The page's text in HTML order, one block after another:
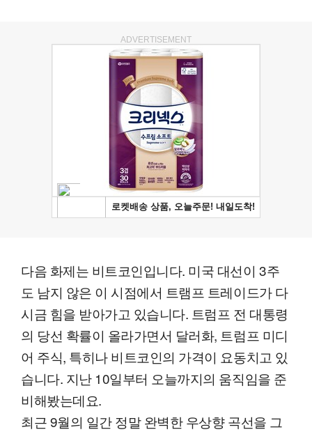
ADVERTISEMENT
다음 화제는 비트코인입니다. 미국 대선이 3주
도 남지 않은 이 시점에서 트램프 트레이드가 다
시금 힘을 받아가고 있습니다. 트럼프 전 대통령
의 당선 확률이 올라가면서 달러화, 트럼프 미디
어 주식, 특히나 비트코인의 가격이 요동치고 있
습니다. 지난 10일부터 오늘까지의 움직임을 준
비해봤는데요.
최근 9월의 일간 정말 완벽한 우상향 곡선을 그